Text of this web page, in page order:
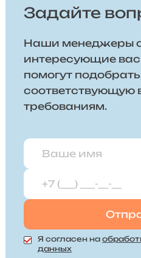
Задайте
Наши менеджеры
интересующие
помогут
соответствующую
требованиям.
Я согласен на
данных